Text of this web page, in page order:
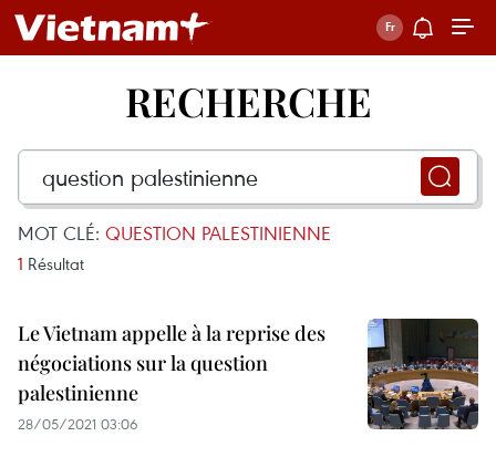
RECHERCHE
MOT CLÉ: QUESTION PALESTINIENNE
1 Résultat
Le Vietnam appelle à la reprise des
négociations sur la question
palestinienne
28/05/2021 03:06